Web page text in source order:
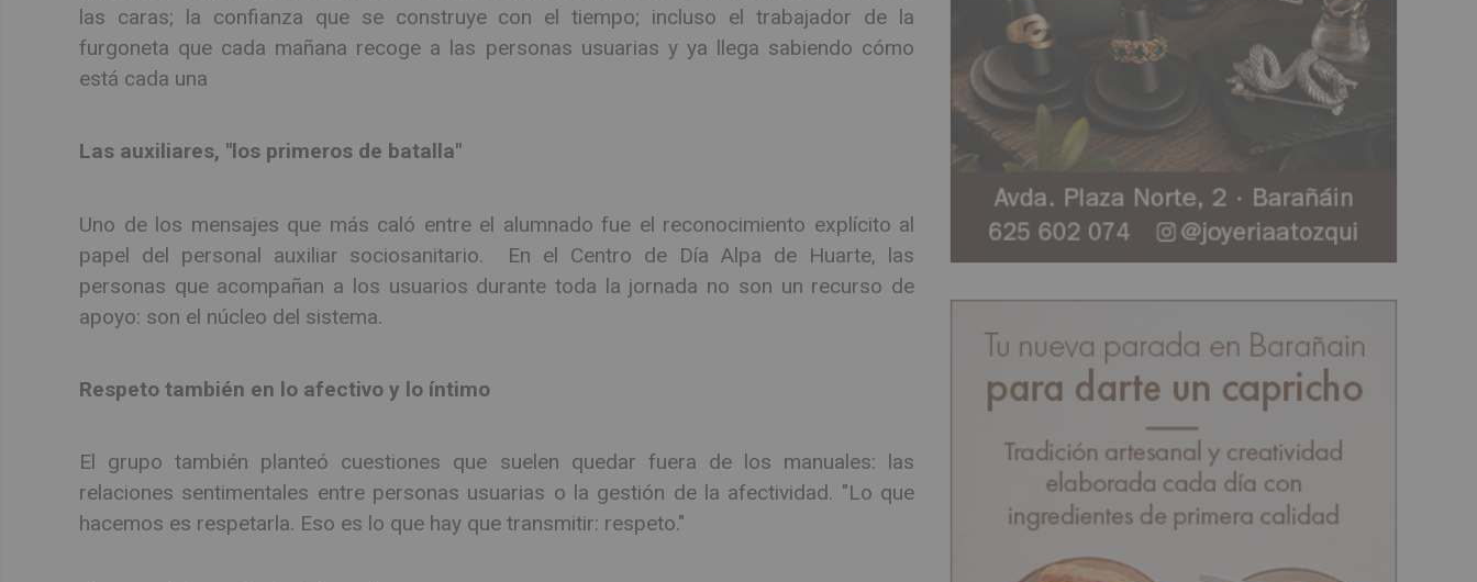
las caras; la confianza que se construye con el tiempo; incluso el trabajador de la
furgoneta que cada mañana recoge a las personas usuarias y ya llega sabiendo cómo
está cada una
Las auxiliares, "los primeros de batalla"
Uno de los mensajes que más caló entre el alumnado fue el reconocimiento explícito al
papel del personal auxiliar sociosanitario. En el Centro de Día Alpa de Huarte, las
personas que acompañan a los usuarios durante toda la jornada no son un recurso de
apoyo: son el núcleo del sistema.
Respeto también en lo afectivo y lo íntimo
El grupo también planteó cuestiones que suelen quedar fuera de los manuales: las
relaciones sentimentales entre personas usuarias o la gestión de la afectividad. "Lo que
hacemos es respetarla. Eso es lo que hay que transmitir: respeto."